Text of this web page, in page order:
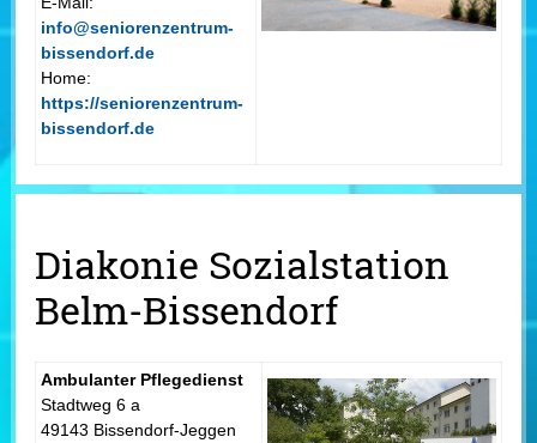
info@seniorenzentrum-
bissendorf.de
Home:
https://seniorenzentrum-
bissendorf.de
Diakonie Sozialstation
Belm-Bissendorf
Ambulanter Pflegedienst
Stadtweg 6 a
49143 Bissendorf-Jeggen